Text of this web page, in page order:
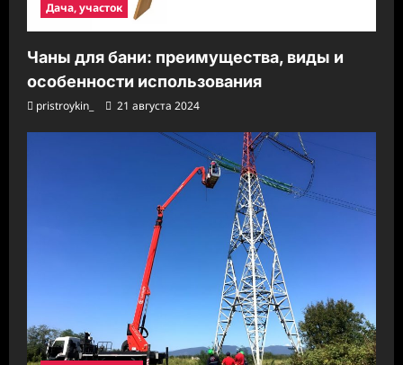
Дача, участок
Чаны для бани: преимущества, виды и
особенности использования
pristroykin_ 21 августа 2024